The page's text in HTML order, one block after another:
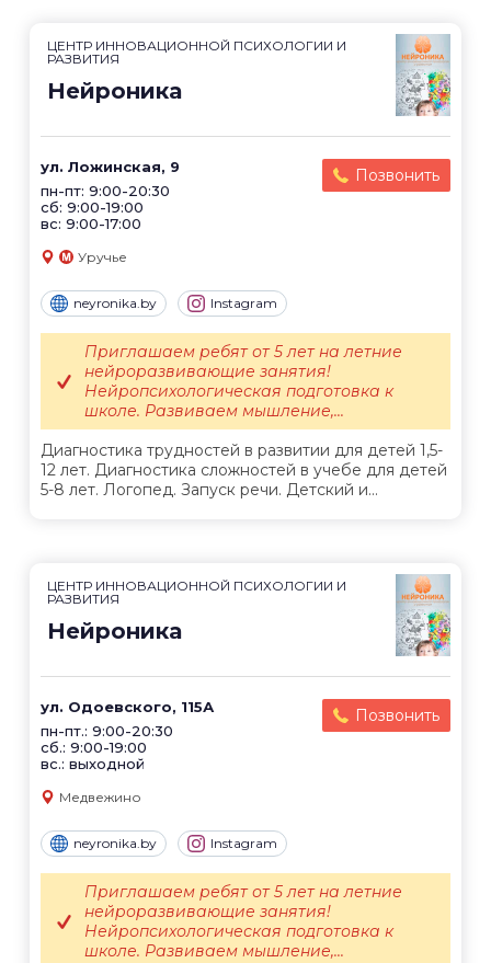
ЦЕНТР ИННОВАЦИОННОЙ ПСИХОЛОГИИ И
РАЗВИТИЯ
Нейроника
ул. Ложинская, 9
пн-пт: 9:00-20:30
сб: 9:00-19:00
вс: 9:00-17:00
Позвонить
Уручье
neyronika.by Instagram
Диагностика трудностей в развитии для детей 1,5-
12 лет. Диагностика сложностей в учебе для детей
5-8 лет. Логопед. Запуск речи. Детский и...
Приглашаем ребят от 5 лет на летние
нейроразвивающие занятия!
Нейропсихологическая подготовка к
школе. Развиваем мышление,...
ЦЕНТР ИННОВАЦИОННОЙ ПСИХОЛОГИИ И
РАЗВИТИЯ
Нейроника
ул. Одоевского, 115А
пн-пт.: 9:00-20:30
сб.: 9:00-19:00
вс.: выходной
Позвонить
Медвежино
neyronika.by Instagram
Приглашаем ребят от 5 лет на летние
нейроразвивающие занятия!
Нейропсихологическая подготовка к
школе. Развиваем мышление,...